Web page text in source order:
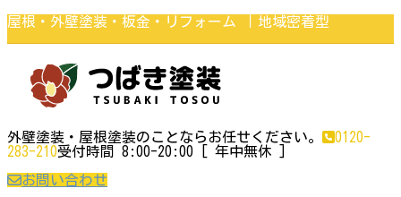
コ
ナ
移
動
屋根・外壁塗装・板金・リフォーム ｜地域密着型
外壁塗装・屋根塗装のことならお任せください。
0120-
283-210受付時間 8:00-20:00 [ 年中無休 ]
お問い合わせ